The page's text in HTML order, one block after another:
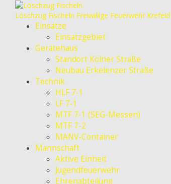
Löschzug Fischeln Freiwillige Feuerwehr Krefeld
Einsätze
Einsatzgebiet
Gerätehaus
Standort Kölner Straße
Neubau Erkelenzer Straße
Technik
HLF 7-1
LF 7-1
MTF 7-1 (SEG-Messen)
MTF 7-2
MANV-Container
Mannschaft
Aktive Einheit
Jugendfeuerwehr
Ehrenabteilung